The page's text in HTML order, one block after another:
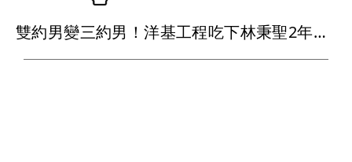
雙約男變三約男！洋基工程吃下林秉聖2年合約 戰神超暖背官司又送球員